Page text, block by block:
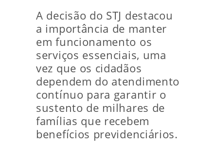
A decisão do STJ destacou
a importância de manter
em funcionamento os
serviços essenciais, uma
vez que os cidadãos
dependem do atendimento
contínuo para garantir o
sustento de milhares de
famílias que recebem
benefícios previdenciários.